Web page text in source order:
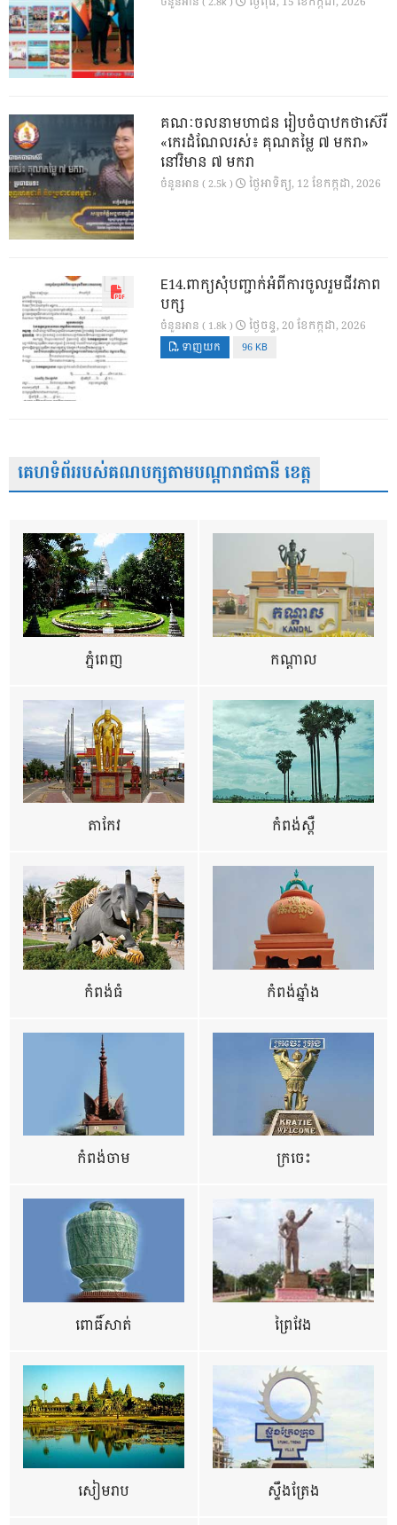
គណៈចលនាមហាជន រៀបចំបាឋកថាស៊េរី
«កេរដំណែលរស់៖ គុណតម្លៃ ៧ មករា»
នៅវិមាន ៧ មករា
ចំនួនអាន ( 2.5k ) ថ្ងៃ​អាទិត្យ, 12 ខែ​កក្កដា, 2026
E14.ពាក្យសុំបញ្ជាក់អំពីការចូលរួមជីវភាព
បក្ស
ចំនួនអាន ( 1.8k ) ថ្ងៃ​ចន្ទ, 20 ខែ​កក្កដា, 2026
ទាញយក 96 KB
គេហទំព័ររបស់គណបក្សតាមបណ្តារាជធានី ខេត្ត
ភ្នំពេញ កណ្តាល
តាកែវ កំពង់ស្ពឺ
កំពង់ធំ កំពង់ឆ្នាំង
កំពង់ចាម ក្រចេះ
ពោធិ៍សាត់ ព្រៃវែង
សៀមរាប ស្ទឹងត្រែង